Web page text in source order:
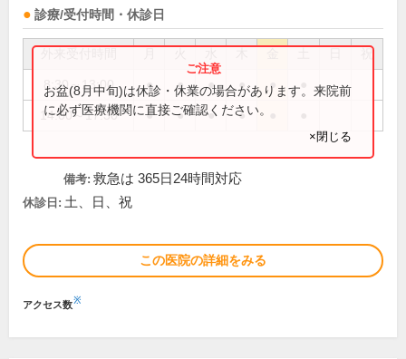
診療/受付時間・休診日
祝
8:30～13:00 ● ● ● ● ●
14:00～17:30 ● ● ● ●
お盆(8月中旬)は休診・休業の場合があります。来院前
に必ず医療機関に直接ご確認ください。
×閉じる
備考: 救急は 365日24時間対応
休診日: 土、日、祝
この医院の詳細をみる
アクセス数※